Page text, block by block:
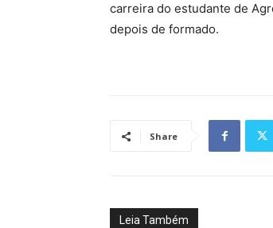
carreira do estudante de
depois de formado.
Share
Leia Também